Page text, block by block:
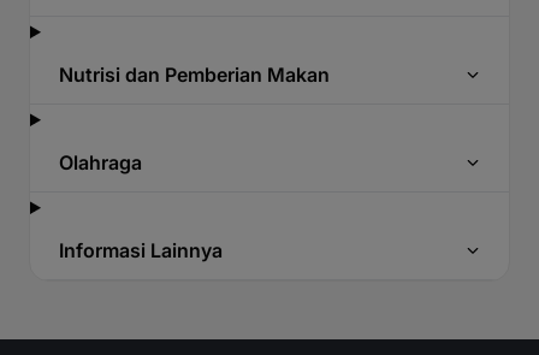
Nutrisi dan Pemberian Makan
Olahraga
Informasi Lainnya